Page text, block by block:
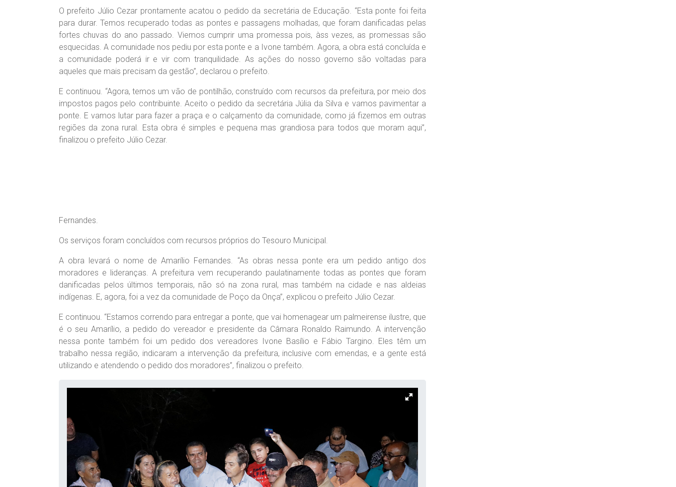
O prefeito Júlio Cezar prontamente acatou o pedido da secretária de Educação. “Esta ponte foi feita
para durar. Temos recuperado todas as pontes e passagens molhadas, que foram danificadas pelas
fortes chuvas do ano passado. Viemos cumprir uma promessa pois, àss vezes, as promessas são
esquecidas. A comunidade nos pediu por esta ponte e a Ivone também. Agora, a obra está concluída e
a comunidade poderá ir e vir com tranquilidade. As ações do nosso governo são voltadas para
aqueles que mais precisam da gestão”, declarou o prefeito.
E continuou. “Agora, temos um vão de pontilhão, construído com recursos da prefeitura, por meio dos
impostos pagos pelo contribuinte. Aceito o pedido da secretária Júlia da Silva e vamos pavimentar a
ponte. E vamos lutar para fazer a praça e o calçamento da comunidade, como já fizemos em outras
regiões da zona rural. Esta obra é simples e pequena mas grandiosa para todos que moram aqui”,
finalizou o prefeito Júlio Cezar.
Fernandes.
Os serviços foram concluídos com recursos próprios do Tesouro Municipal.
A obra levará o nome de Amarílio Fernandes. “As obras nessa ponte era um pedido antigo dos
moradores e lideranças. A prefeitura vem recuperando paulatinamente todas as pontes que foram
danificadas pelos últimos temporais, não só na zona rural, mas também na cidade e nas aldeias
indígenas. E, agora, foi a vez da comunidade de Poço da Onça”, explicou o prefeito Júlio Cezar.
E continuou. “Estamos correndo para entregar a ponte, que vai homenagear um palmeirense ilustre, que
é o seu Amarílio, a pedido do vereador e presidente da Câmara Ronaldo Raimundo. A intervenção
nessa ponte também foi um pedido dos vereadores Ivone Basílio e Fábio Targino. Eles têm um
trabalho nessa região, indicaram a intervenção da prefeitura, inclusive com emendas, e a gente está
utilizando e atendendo o pedido dos moradores”, finalizou o prefeito.